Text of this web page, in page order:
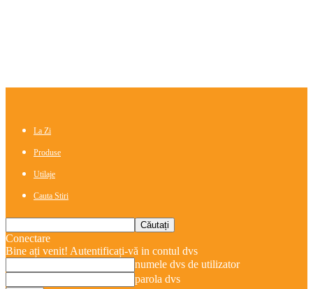
La Zi
Produse
Utilaje
Cauta Stiri
Conectare
Bine ați venit! Autentificați-vă in contul dvs
numele dvs de utilizator
parola dvs